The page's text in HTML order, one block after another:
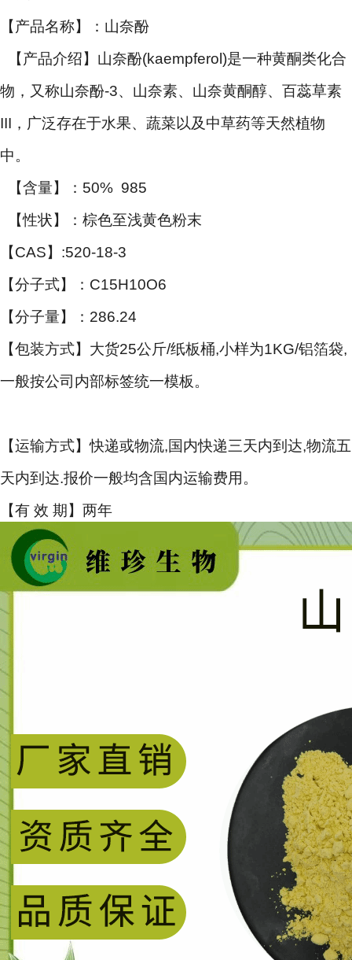
【产品名称】： 山奈酚
【产品介绍】山奈酚(kaempferol)是一种黄酮类化合
物，又称山奈酚-3、山奈素、山奈黄酮醇、百蕊草素
III，广泛存在于水果、蔬菜以及中草药等天然植物
中。
【含量】：50% 985
【性状】：棕色至浅黄色粉末
【CAS】:520-18-3
【分子式】：C15H10O6
【分子量】：286.24
【包装方式】大货25公斤/纸板桶,小样为1KG/铝箔袋,
一般按公司内部标签统一模板。
【运输方式】快递或物流,国内快递三天内到达,物流五
天内到达.报价一般均含国内运输费用。
【有 效 期】两年